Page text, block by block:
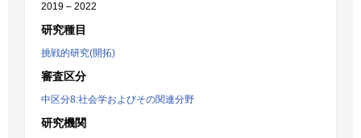
2019 – 2022
研究種目
挑戦的研究(開拓)
審査区分
中区分8:社会学およびその関連分野
研究機関